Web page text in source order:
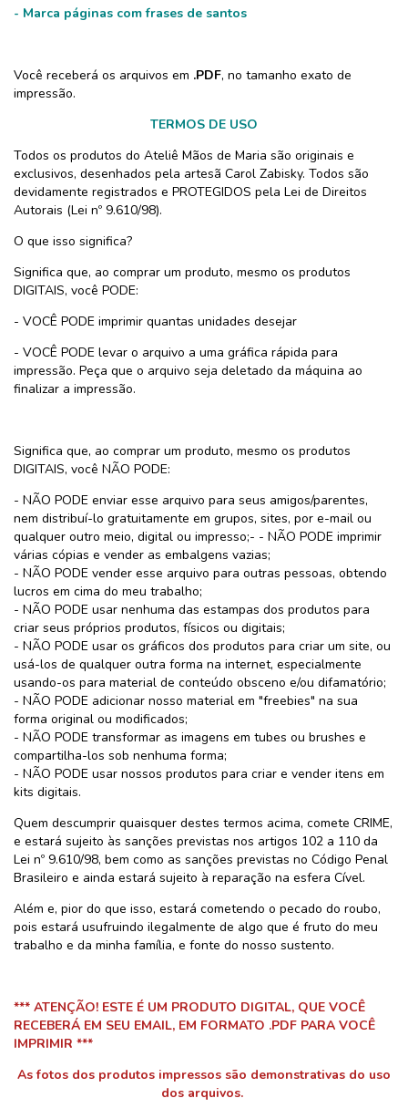
- Marca páginas com frases de santos
Você receberá os arquivos em .PDF, no tamanho exato de
impressão.
TERMOS DE USO
Todos os produtos do Ateliê Mãos de Maria são originais e
exclusivos, desenhados pela artesã Carol Zabisky. Todos são
devidamente registrados e PROTEGIDOS pela Lei de Direitos
Autorais (Lei nº 9.610/98).
O que isso significa?
Significa que, ao comprar um produto, mesmo os produtos
DIGITAIS, você PODE:
- VOCÊ PODE imprimir quantas unidades desejar
- VOCÊ PODE levar o arquivo a uma gráfica rápida para
impressão. Peça que o arquivo seja deletado da máquina ao
finalizar a impressão.
Significa que, ao comprar um produto, mesmo os produtos
DIGITAIS, você NÃO PODE:
- NÃO PODE enviar esse arquivo para seus amigos/parentes,
nem distribuí-lo gratuitamente em grupos, sites, por e-mail ou
qualquer outro meio, digital ou impresso;- - NÃO PODE imprimir
várias cópias e vender as embalgens vazias;
- NÃO PODE vender esse arquivo para outras pessoas, obtendo
lucros em cima do meu trabalho;
- NÃO PODE usar nenhuma das estampas dos produtos para
criar seus próprios produtos, físicos ou digitais;
- NÃO PODE usar os gráficos dos produtos para criar um site, ou
usá-los de qualquer outra forma na internet, especialmente
usando-os para material de conteúdo obsceno e/ou difamatório;
- NÃO PODE adicionar nosso material em "freebies" na sua
forma original ou modificados;
- NÃO PODE transformar as imagens em tubes ou brushes e
compartilha-los sob nenhuma forma;
- NÃO PODE usar nossos produtos para criar e vender itens em
kits digitais.
Quem descumprir quaisquer destes termos acima, comete CRIME,
e estará sujeito às sanções previstas nos artigos 102 a 110 da
Lei nº 9.610/98, bem como as sanções previstas no Código Penal
Brasileiro e ainda estará sujeito à reparação na esfera Cível.
Além e, pior do que isso, estará cometendo o pecado do roubo,
pois estará usufruindo ilegalmente de algo que é fruto do meu
trabalho e da minha família, e fonte do nosso sustento.
*** ATENÇÃO! ESTE É UM PRODUTO DIGITAL, QUE VOCÊ
RECEBERÁ EM SEU EMAIL, EM FORMATO .PDF PARA VOCÊ
IMPRIMIR ***
As fotos dos produtos impressos são demonstrativas do uso
dos arquivos.